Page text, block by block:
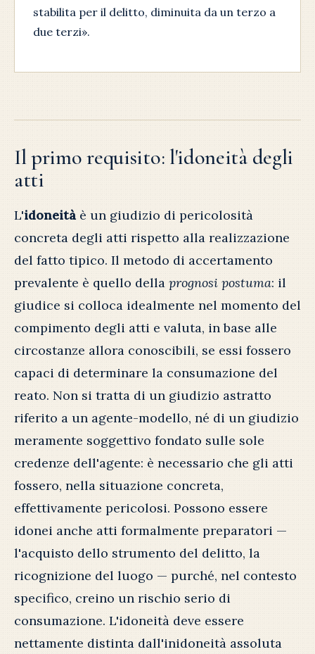
stabilita per il delitto, diminuita da un terzo a
due terzi».
Il primo requisito: l'idoneità degli
atti
L'idoneità è un giudizio di pericolosità
concreta degli atti rispetto alla realizzazione
del fatto tipico. Il metodo di accertamento
prevalente è quello della prognosi postuma: il
giudice si colloca idealmente nel momento del
compimento degli atti e valuta, in base alle
circostanze allora conoscibili, se essi fossero
capaci di determinare la consumazione del
reato. Non si tratta di un giudizio astratto
riferito a un agente-modello, né di un giudizio
meramente soggettivo fondato sulle sole
credenze dell'agente: è necessario che gli atti
fossero, nella situazione concreta,
effettivamente pericolosi. Possono essere
idonei anche atti formalmente preparatori —
l'acquisto dello strumento del delitto, la
ricognizione del luogo — purché, nel contesto
specifico, creino un rischio serio di
consumazione. L'idoneità deve essere
nettamente distinta dall'inidoneità assoluta